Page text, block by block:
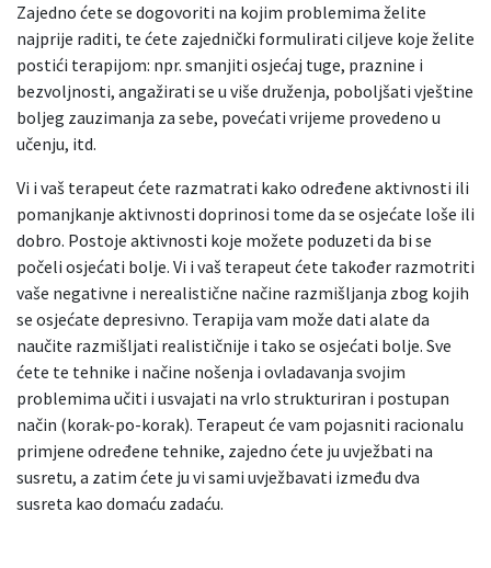
Zajedno ćete se dogovoriti na kojim problemima želite
najprije raditi, te ćete zajednički formulirati ciljeve koje želite
postići terapijom: npr. smanjiti osjećaj tuge, praznine i
bezvoljnosti, angažirati se u više druženja, poboljšati vještine
boljeg zauzimanja za sebe, povećati vrijeme provedeno u
učenju, itd.
Vi i vaš terapeut ćete razmatrati kako određene aktivnosti ili
pomanjkanje aktivnosti doprinosi tome da se osjećate loše ili
dobro. Postoje aktivnosti koje možete poduzeti da bi se
počeli osjećati bolje. Vi i vaš terapeut ćete također razmotriti
vaše negativne i nerealistične načine razmišljanja zbog kojih
se osjećate depresivno. Terapija vam može dati alate da
naučite razmišljati realističnije i tako se osjećati bolje. Sve
ćete te tehnike i načine nošenja i ovladavanja svojim
problemima učiti i usvajati na vrlo strukturiran i postupan
način (korak-po-korak). Terapeut će vam pojasniti racionalu
primjene određene tehnike, zajedno ćete ju uvježbati na
susretu, a zatim ćete ju vi sami uvježbavati između dva
susreta kao domaću zadaću.